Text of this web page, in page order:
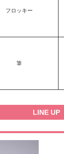
フロッキー
筆
LINE UP